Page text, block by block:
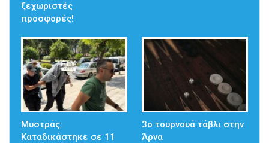
ξεχωριστές
προσφορές!
Μυστράς:
Καταδικάστηκε σε 11
3ο τουρνουά τάβλι στην
Άρνα